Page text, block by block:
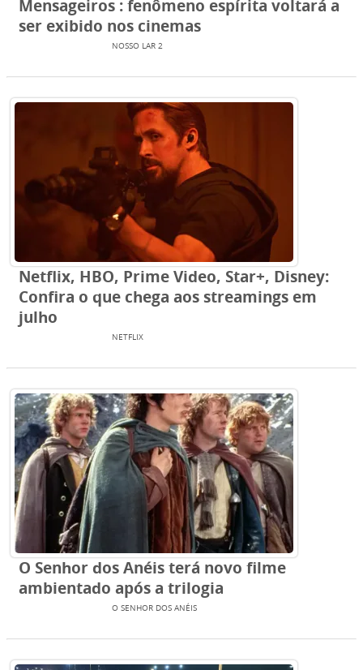
Mensageiros : fenômeno espírita voltará a
ser exibido nos cinemas
NOSSO LAR 2
Netflix, HBO, Prime Video, Star+, Disney:
Confira o que chega aos streamings em
julho
NETFLIX
O Senhor dos Anéis terá novo filme
ambientado após a trilogia
O SENHOR DOS ANÉIS